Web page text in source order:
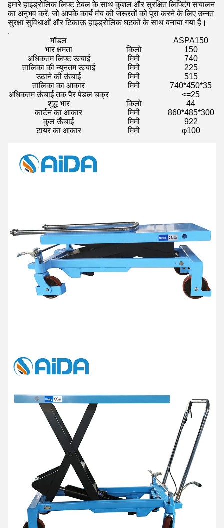
हमारे हाइड्रोलिक लिफ्ट टेबल के साथ कुशल और सुरक्षित लिफ्टिंग संचालन
का अनुभव करें, जो आपके कार्य मंच की जरूरतों को पूरा करने के लिए उन्नत
सुरक्षा सुविधाओं और टिकाऊ हाइड्रोलिक घटकों के साथ बनाया गया है।
.
मॉडल
ASPA150
भार क्षमता
किलो
150
अधिकतम लिफ्ट ऊंचाई
मिमी
740
तालिका की न्यूनतम ऊंचाई
मिमी
225
उठाने की ऊंचाई
मिमी
515
तालिका का आकार
मिमी
740*450*35
अधिकतम ऊंचाई तक पैर पेडल चक्र
<=25
शुद्ध भार
किलो
44
कार्टन का आकार
मिमी
860*485*300
कुल ऊँचाई
मिमी
922
टायर का आकार
मिमी φ100